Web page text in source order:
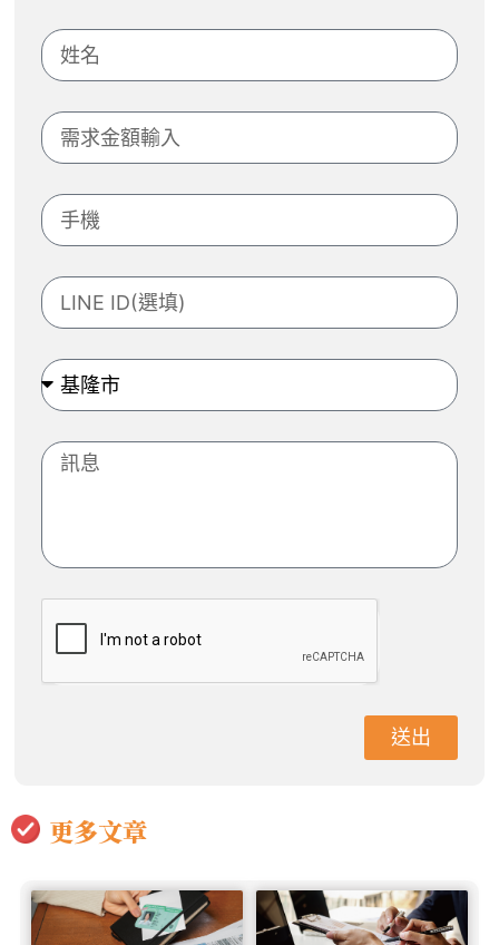
送出
更多文章